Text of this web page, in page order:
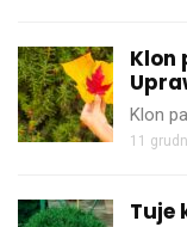
Klon
Klon
11
Tuje